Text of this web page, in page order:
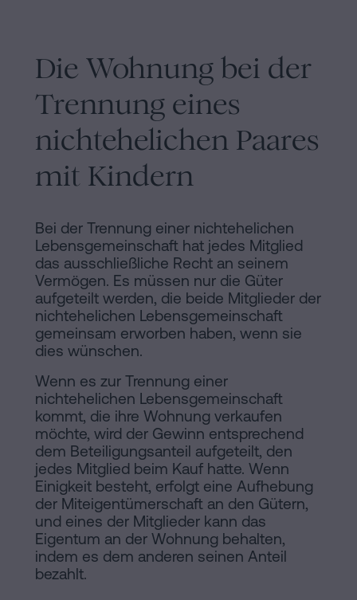
Die Wohnung bei der
Trennung eines
nichtehelichen Paares
mit Kindern
Bei der Trennung einer nichtehelichen
Lebensgemeinschaft hat jedes Mitglied
das ausschließliche Recht an seinem
Vermögen. Es müssen nur die Güter
aufgeteilt werden, die beide Mitglieder der
nichtehelichen Lebensgemeinschaft
gemeinsam erworben haben, wenn sie
dies wünschen.
Wenn es zur Trennung einer
nichtehelichen Lebensgemeinschaft
kommt, die ihre Wohnung verkaufen
möchte, wird der Gewinn entsprechend
dem Beteiligungsanteil aufgeteilt, den
jedes Mitglied beim Kauf hatte. Wenn
Einigkeit besteht, erfolgt eine Aufhebung
der Miteigentümerschaft an den Gütern,
und eines der Mitglieder kann das
Eigentum an der Wohnung behalten,
indem es dem anderen seinen Anteil
bezahlt.